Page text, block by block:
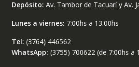
Depósito: Av. Tambor de Tacuarí y Av.
Lunes a viernes: 7:00hs a 13:00hs
Tel: (3764) 446562
WhatsApp: (3755) 700622 (de 7:00hs a